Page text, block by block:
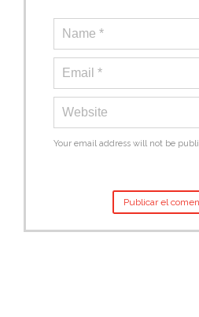
Your email address will not be